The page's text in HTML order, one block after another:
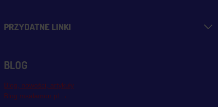
PRZYDATNE LINKI
BLOG
Blog, nowości, artykuły
Blog msalamon.pl →